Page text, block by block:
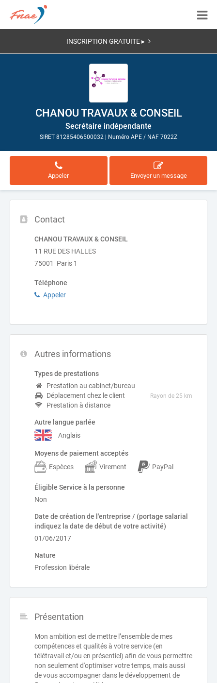
INSCRIPTION GRATUITE ▸
CHANOU TRAVAUX & CONSEIL
Secrétaire indépendante
SIRET 81285406500032 Numéro APE / NAF 7022Z
Appeler Envoyer un message
Contact
CHANOU TRAVAUX & CONSEIL
11 RUE DES HALLES
75001 Paris 1
Téléphone
Appeler
Autres informations
Types de prestations
Prestation au cabinet/bureau
Déplacement chez le client
Rayon de 25 km
Prestation à distance
Autre langue parlée
Anglais
Moyens de paiement acceptés
Espèces
Virement PayPal
Éligible Service à la personne
Non
Date de création de l'entreprise / (portage salarial
indiquez la date de début de votre activité)
01/06/2017
Nature
Profession libérale
Présentation
Mon ambition est de mettre l’ensemble de mes
compétences et qualités à votre service (en
télétravail et/ou en présentiel) afin de vous permettre
non seulement d'optimiser votre temps, mais aussi
de vous accompagner dans le développement de